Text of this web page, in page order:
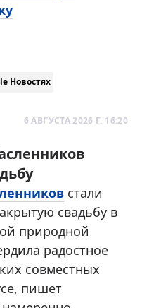
Новостях
6 АВГУСТА 2026 Г. 16:20
стали
свадьбу в
природной
радостное
совместных
пишет